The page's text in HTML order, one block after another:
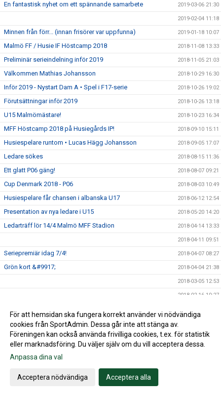
En fantastisk nyhet om ett spännande samarbete 2019-03-06 21:30
2019-02-04 11:18
Minnen från förr... (innan frisörer var uppfunna) 2019-01-18 10:07
Malmö FF / Husie IF Höstcamp 2018 2018-11-08 13:33
Preliminär serieindelning inför 2019 2018-11-05 21:03
Välkommen Mathias Johansson 2018-10-29 16:30
Inför 2019 - Nystart Dam A • Spel i F17-serie 2018-10-26 19:02
Förutsättningar inför 2019 2018-10-26 13:18
U15 Malmömästare! 2018-10-23 16:34
MFF Höstcamp 2018 på Husiegårds IP! 2018-09-10 15:11
Husiespelare runtom • Lucas Hägg Johansson 2018-09-05 17:07
Ledare sökes 2018-08-15 11:36
Ett glatt P06 gäng! 2018-08-07 09:21
Cup Denmark 2018 - P06 2018-08-03 10:49
Husiespelare får chansen i albanska U17 2018-06-12 12:54
Presentation av nya ledare i U15 2018-05-20 14:20
Ledarträff lör 14/4 Malmö MFF Stadion 2018-04-14 13:33
2018-04-11 09:51
Seriepremiär idag 7/4! 2018-04-07 08:27
Grön kort &#9917; 2018-04-04 21:38
2018-03-05 12:53
2018-02-16 10:27
U15 vinner Skånecupen!
Husie IF på Facebook 2017-09-13 16:36
För att hemsidan ska fungera korrekt använder vi nödvändiga
cookies från SportAdmin. Dessa går inte att stänga av.
Föreningen kan också använda frivilliga cookies, t.ex. för statistik
eller marknadsföring. Du väljer själv om du vill acceptera dessa.
Anpassa dina val
Acceptera nödvändiga Acceptera alla